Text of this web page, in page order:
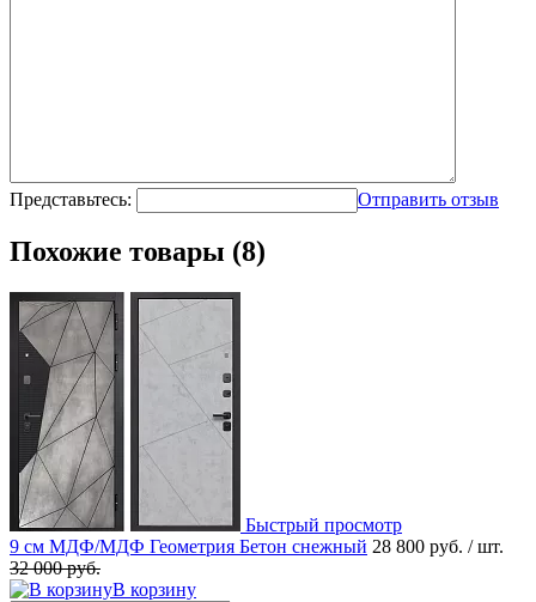
Представьтесь: Отправить отзыв
Похожие товары (8)
Быстрый просмотр
9 см МДФ/МДФ Геометрия Бетон снежный 28 800 руб. / шт.
32 000 руб.
В корзину